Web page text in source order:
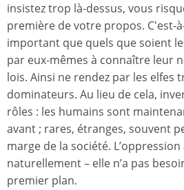
insistez trop là-dessus, vous
première de votre propos. C'est-
important que quels que soient
par eux-mêmes à connaître leur
lois. Ainsi ne rendez par les elfes
dominateurs. Au lieu de cela,
rôles : les humains sont
avant ; rares, étranges, souvent
marge de la société.
naturellement – elle n’a pas
premier plan.